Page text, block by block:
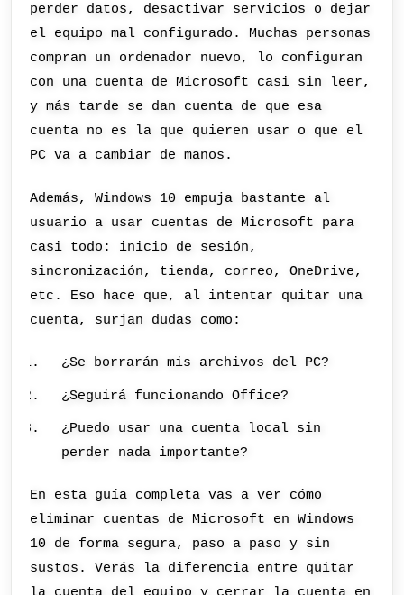
perder datos, desactivar servicios o dejar
el equipo mal configurado. Muchas personas
compran un ordenador nuevo, lo configuran
con una cuenta de Microsoft casi sin leer,
y más tarde se dan cuenta de que esa
cuenta no es la que quieren usar o que el
PC va a cambiar de manos.
Además, Windows 10 empuja bastante al
usuario a usar cuentas de Microsoft para
casi todo: inicio de sesión,
sincronización, tienda, correo, OneDrive,
etc. Eso hace que, al intentar quitar una
cuenta, surjan dudas como:
¿Se borrarán mis archivos del PC?
¿Seguirá funcionando Office?
¿Puedo usar una cuenta local sin
perder nada importante?
En esta guía completa vas a ver cómo
eliminar cuentas de Microsoft en Windows
10 de forma segura, paso a paso y sin
sustos. Verás la diferencia entre quitar